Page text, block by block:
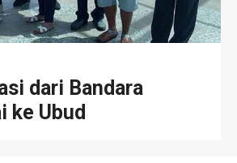
dari Bandara
ke Ubud